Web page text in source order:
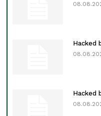
Hacked
Hacked